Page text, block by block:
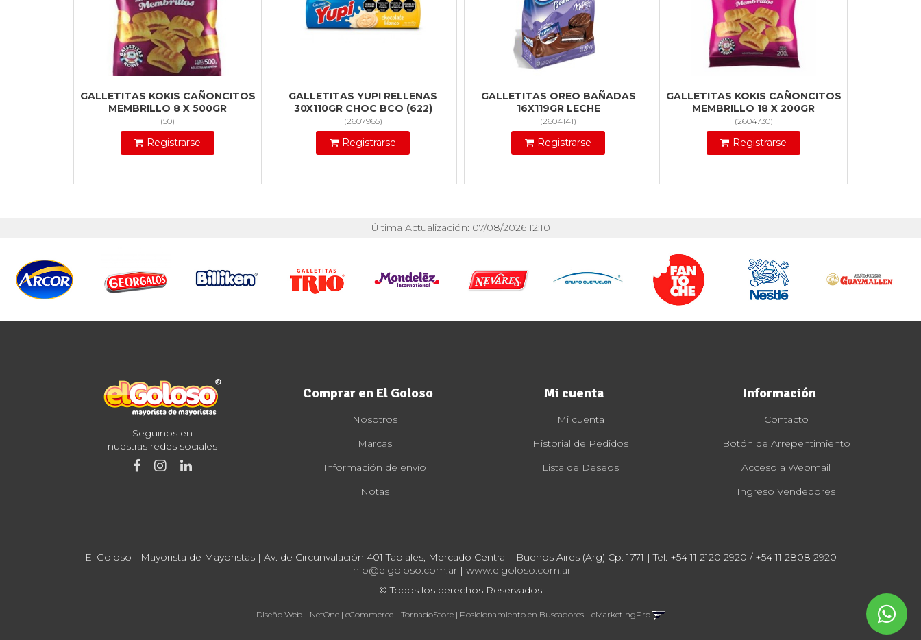
GALLETITAS KOKIS CAÑONCITOS
MEMBRILLO 8 X 500GR
(50)
Registrarse
GALLETITAS YUPI RELLENAS
30X110GR CHOC BCO (622)
(2607965)
Registrarse
GALLETITAS OREO BAÑADAS
16X119GR LECHE
(2604141)
Registrarse
GALLETITAS KOKIS CAÑONCITOS
MEMBRILLO 18 X 200GR
(2604730)
Registrarse
Última Actualización: 07/08/2026 12:10
Seguinos en
nuestras redes sociales
Comprar en El Goloso
Nosotros
Marcas
Información de envío
Notas
Mi cuenta
Mi cuenta
Historial de Pedidos
Lista de Deseos
Información
Contacto
Botón de Arrepentimiento
Acceso a Webmail
Ingreso Vendedores
El Goloso - Mayorista de Mayoristas | Av. de Circunvalación 401 Tapiales, Mercado Central - Buenos Aires (Arg) Cp: 1771 | Tel: +54 11 2120 2920 / +54 11 2808 2920
info@elgoloso.com.ar| www.elgoloso.com.ar
© Todos los derechos Reservados
Diseño Web - NetOne| eCommerce - TornadoStore| Posicionamiento en Buscadores - eMarketingPro